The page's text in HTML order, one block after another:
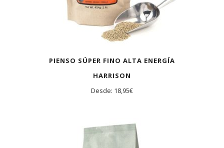
PIENSO SÚPER FINO ALTA ENERGÍA
HARRISON
Desde: 18,95€